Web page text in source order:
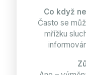
Co když
Často se
mřížku